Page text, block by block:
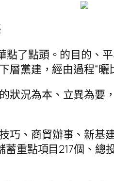
點了點頭。的目的
黨建，經由過程“
狀況為本、立異為
巧、商貿辦事、新
重點項目217個、總